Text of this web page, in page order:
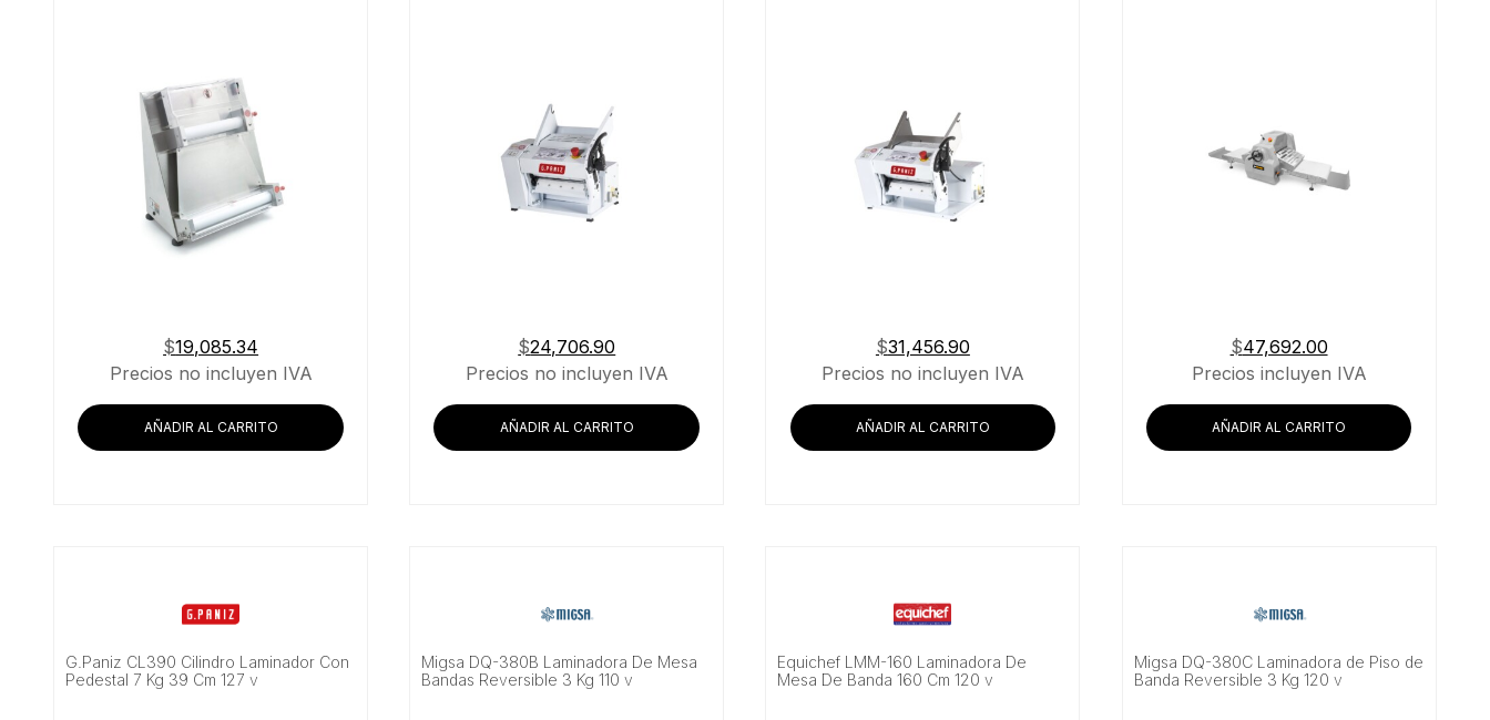
Buscar
$19,085.34
Precios no incluyen IVA
AÑADIR AL CARRITO
$24,706.90
Precios no incluyen IVA
AÑADIR AL CARRITO
$31,456.90
Precios no incluyen IVA
AÑADIR AL CARRITO
$47,692.00
Precios incluyen IVA
AÑADIR AL CARRITO
G.Paniz CL390 Cilindro Laminador Con
Pedestal 7 Kg 39 Cm 127 v
Migsa DQ-380B Laminadora De Mesa
Bandas Reversible 3 Kg 110 v
Equichef LMM-160 Laminadora De
Mesa De Banda 160 Cm 120 v
Migsa DQ-380C Laminadora de Piso de
Banda Reversible 3 Kg 120 v